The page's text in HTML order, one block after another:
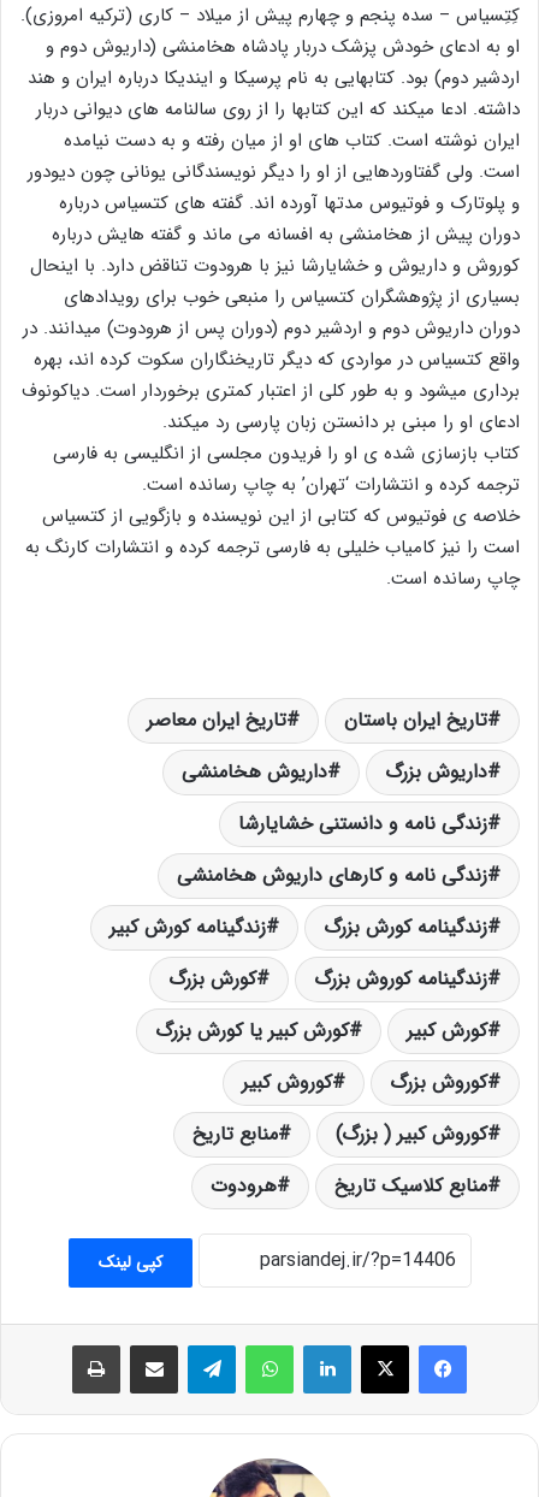
کِتِسیاس – سده پنجم و چهارم پیش از میلاد – کاری (ترکیه امروزی).
او به ادعای خودش پزشک دربار پادشاه هخامنشی (داریوش دوم و
اردشیر دوم) بود. کتابهایی به نام پرسیکا و ایندیکا درباره ایران و هند
داشته. ادعا میکند که این کتابها را از روی سالنامه های دیوانی دربار
ایران نوشته است. کتاب های او از میان رفته و به دست نیامده
است. ولی گفتاوردهایی از او را دیگر نویسندگانی یونانی چون دیودور
و پلوتارک و فوتیوس مدتها آورده اند. گفته های کتسیاس درباره
دوران پیش از هخامنشی به افسانه می ماند و گفته هایش درباره
کوروش و داریوش و خشایارشا نیز با هرودوت تناقض دارد. با اینحال
بسیاری از پژوهشگران کتسیاس را منبعی خوب برای رویدادهای
دوران داریوش دوم و اردشیر دوم (دوران پس از هرودوت) میدانند. در
واقع کتسیاس در مواردی که دیگر تاریخنگاران سکوت کرده اند، بهره
برداری میشود و به طور کلی از اعتبار کمتری برخوردار است. دیاکونوف
ادعای او را مبنی بر دانستن زبان پارسی رد میکند.
کتاب بازسازی شده ی او را فریدون مجلسی از انگلیسی به فارسی
ترجمه کرده و انتشارات ‘تهران’ به چاپ رسانده است.
خلاصه ی فوتیوس که کتابی از این نویسنده و بازگویی از کتسیاس
است را نیز کامیاب خلیلی به فارسی ترجمه کرده و انتشارات کارنگ به
چاپ رسانده است.
تاریخ ایران باستان
تاریخ ایران معاصر
داریوش بزرگ
داریوش هخامنشی
زندگی نامه و دانستنی خشایارشا
زندگی نامه و کارهای داریوش هخامنشی
زندگینامه کورش بزرگ
زندگینامه کورش کبیر
زندگینامه کوروش بزرگ
کورش بزرگ
کورش کبیر
کورش کبیر یا کورش بزرگ
کوروش بزرگ
کوروش کبیر
کوروش کبیر ( بزرگ)
منابع تاریخ
منابع کلاسیک تاریخ
هرودوت
کپی لینک
فیس بوک X لینکدین واتس آپ تلگرام اشتراک گذاری از طریق ایمیل چاپ